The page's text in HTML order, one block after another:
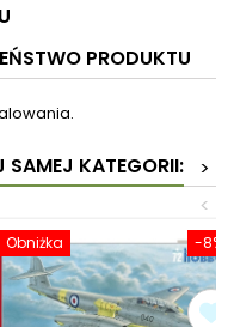
PRODUKTU
SAMEJ KATEGORII:
>
<
-8%
Obniżka